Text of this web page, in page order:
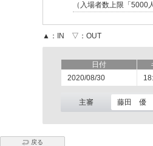
（入場者数上限「
▲：IN ▽：OUT
日付
2020/08/30
主審 藤田 優
戻る